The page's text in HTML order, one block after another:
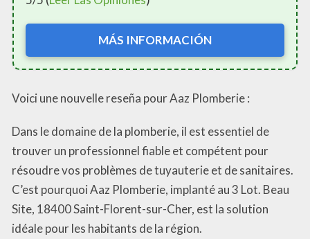
MÁS INFORMACIÓN
Voici une nouvelle reseña pour Aaz Plomberie :
Dans le domaine de la plomberie, il est essentiel de
trouver un professionnel fiable et compétent pour
résoudre vos problèmes de tuyauterie et de sanitaires.
C’est pourquoi Aaz Plomberie, implanté au 3 Lot. Beau
Site, 18400 Saint-Florent-sur-Cher, est la solution
idéale pour les habitants de la région.